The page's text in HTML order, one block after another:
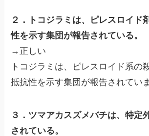
２．トコジラミは、ピレスロイド
性を示す集団が報告されている。
→正しい
トコジラミは、ピレスロイド系の
抵抗性を示す集団が報告されてい
３．ツマアカスズメバチは、特定
されている。